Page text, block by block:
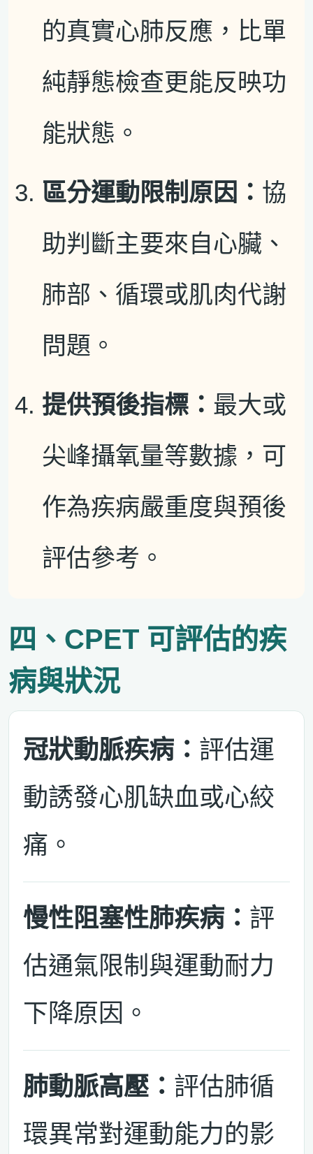
的真實心肺反應，比單
純靜態檢查更能反映功
能狀態。
區分運動限制原因： 協
助判斷主要來自心臟、
肺部、循環或肌肉代謝
問題。
提供預後指標： 最大或
尖峰攝氧量等數據，可
作為疾病嚴重度與預後
評估參考。
四、CPET 可評估的疾
病與狀況
冠狀動脈疾病： 評估運
動誘發心肌缺血或心絞
痛。
慢性阻塞性肺疾病： 評
估通氣限制與運動耐力
下降原因。
肺動脈高壓： 評估肺循
環異常對運動能力的影